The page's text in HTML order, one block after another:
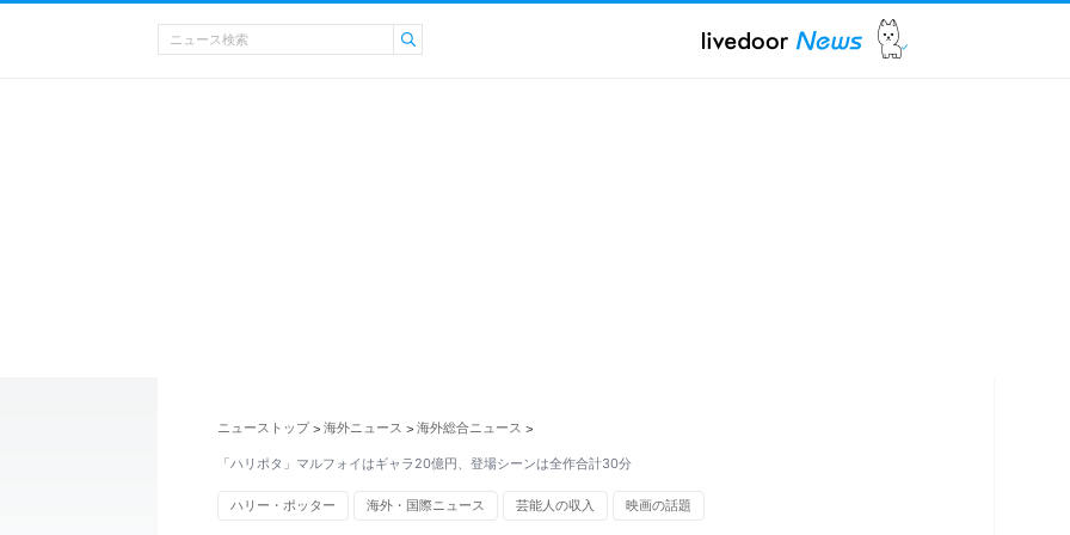
ニューストップ > 海外ニュース > 海外総合ニュース >
「ハリポタ」マルフォイはギャラ20億円、登場シーンは全作合計30分
ハリー・ポッター 海外・国際ニュース 芸能人の収入 映画の話題